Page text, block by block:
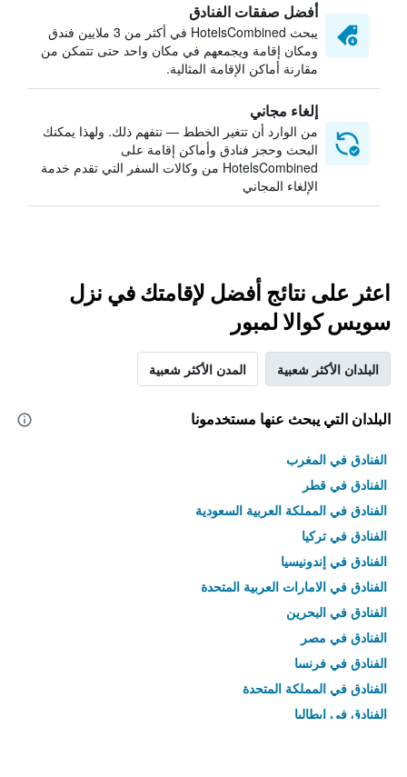
أفضل صفقات الفنادق
يبحث HotelsCombined في أكثر من 3 ملايين فندق
ومكان إقامة ويجمعهم في مكان واحد حتى تتمكن من
مقارنة أماكن الإقامة المثالية.
إلغاء مجاني
من الوارد أن تتغير الخطط — نتفهم ذلك. ولهذا يمكنك
البحث وحجز فنادق وأماكن إقامة على
HotelsCombined من وكالات السفر التي تقدم خدمة
الإلغاء المجاني
اعثر على نتائج أفضل لإقامتك في نزل
سويس كوالا لمبور
البلدان الأكثر شعبية المدن الأكثر شعبية
البلدان التي يبحث عنها مستخدمونا
الفنادق في المغرب
الفنادق في قطر
الفنادق في المملكة العربية السعودية
الفنادق في تركيا
الفنادق في إندونيسيا
الفنادق في الامارات العربية المتحدة
الفنادق في البحرين
الفنادق في مصر
الفنادق في فرنسا
الفنادق في المملكة المتحدة
الفنادق في إيطاليا